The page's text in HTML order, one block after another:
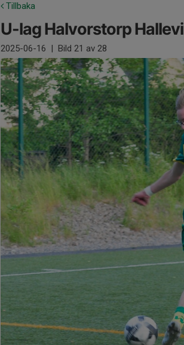
Tillbaka
U-lag Halvorstorp Hallevi
2025-06-16 | Bild 21 av 28